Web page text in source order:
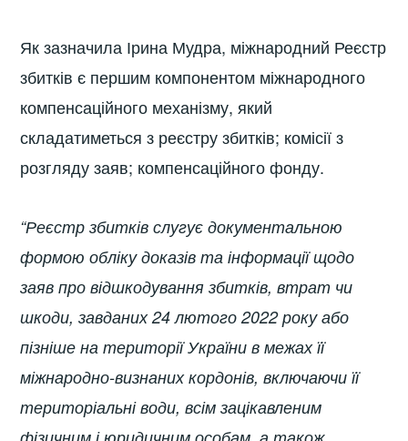
Як зазначила Ірина Мудра, міжнародний Реєстр
збитків є першим компонентом міжнародного
компенсаційного механізму, який
складатиметься з реєстру збитків; комісії з
розгляду заяв; компенсаційного фонду.
“Реєстр збитків слугує документальною
формою обліку доказів та інформації щодо
заяв про відшкодування збитків, втрат чи
шкоди, завданих 24 лютого 2022 року або
пізніше на території України в межах її
міжнародно-визнаних кордонів, включаючи її
територіальні води, всім зацікавленим